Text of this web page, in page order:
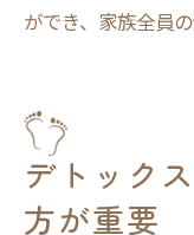
ができ、家族全員
デトック
方が重要